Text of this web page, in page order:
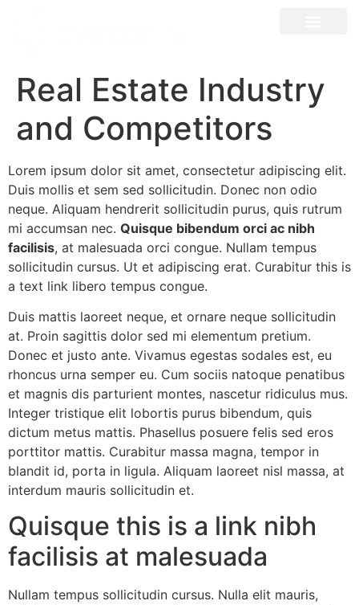
Real Estate Industry
and Competitors
Lorem ipsum dolor sit amet, consectetur adipiscing elit.
Duis mollis et sem sed sollicitudin. Donec non odio
neque. Aliquam hendrerit sollicitudin purus, quis rutrum
mi accumsan nec. Quisque bibendum orci ac nibh
facilisis, at malesuada orci congue. Nullam tempus
sollicitudin cursus. Ut et adipiscing erat. Curabitur this is
a text link libero tempus congue.
Duis mattis laoreet neque, et ornare neque sollicitudin
at. Proin sagittis dolor sed mi elementum pretium.
Donec et justo ante. Vivamus egestas sodales est, eu
rhoncus urna semper eu. Cum sociis natoque penatibus
et magnis dis parturient montes, nascetur ridiculus mus.
Integer tristique elit lobortis purus bibendum, quis
dictum metus mattis. Phasellus posuere felis sed eros
porttitor mattis. Curabitur massa magna, tempor in
blandit id, porta in ligula. Aliquam laoreet nisl massa, at
interdum mauris sollicitudin et.
Quisque this is a link nibh
facilisis at malesuada
Nullam tempus sollicitudin cursus. Nulla elit mauris,